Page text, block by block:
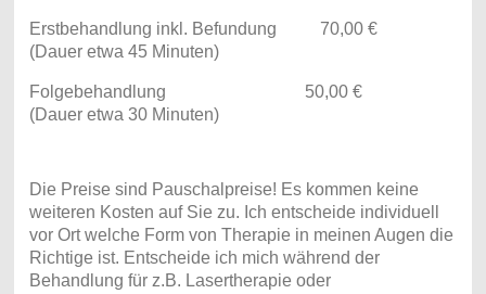
Erstbehandlung inkl. Befundung 70,00 €
(Dauer etwa 45 Minuten)
Folgebehandlung 50,00 €
(Dauer etwa 30 Minuten)
Die Preise sind Pauschalpreise! Es kommen keine
weiteren Kosten auf Sie zu. Ich entscheide individuell
vor Ort welche Form von Therapie in meinen Augen die
Richtige ist. Entscheide ich mich während der
Behandlung für z.B. Lasertherapie oder